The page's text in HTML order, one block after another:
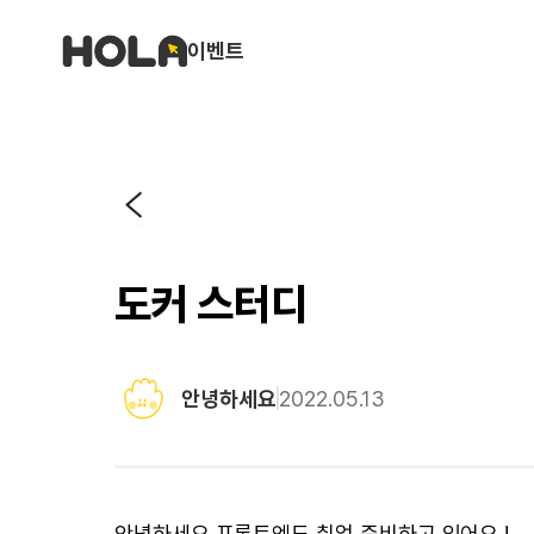
이벤트
도커 스터디
안녕하세요2022.05.13